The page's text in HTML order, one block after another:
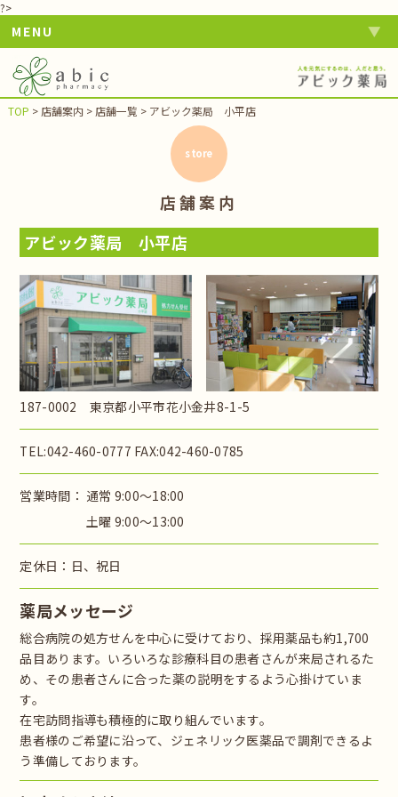
?>
MENU
TOP > 店舗案内 > 店舗一覧 > アビック薬局 小平店
store
店舗案内
アビック薬局 小平店
187-0002 東京都小平市花小金井8-1-5
TEL:042-460-0777 FAX:042-460-0785
営業時間： 通常 9:00～18:00
土曜 9:00～13:00
定休日：日、祝日
薬局メッセージ
総合病院の処方せんを中心に受けており、採用薬品も約1,700
品目あります。いろいろな診療科目の患者さんが来局されるた
め、その患者さんに合った薬の説明をするよう心掛けていま
す。
在宅訪問指導も積極的に取り組んでいます。
患者様のご希望に沿って、ジェネリック医薬品で調剤できるよ
う準備しております。